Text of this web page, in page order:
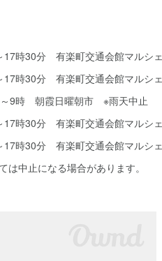
17時30分 有楽町交通会館マルシェ
17時30分 有楽町交通会館マルシェ
9時 朝霞日曜朝市 ※雨天中止
17時30分 有楽町交通会館マルシェ
17時30分 有楽町交通会館マルシェ
は中止になる場合があります。